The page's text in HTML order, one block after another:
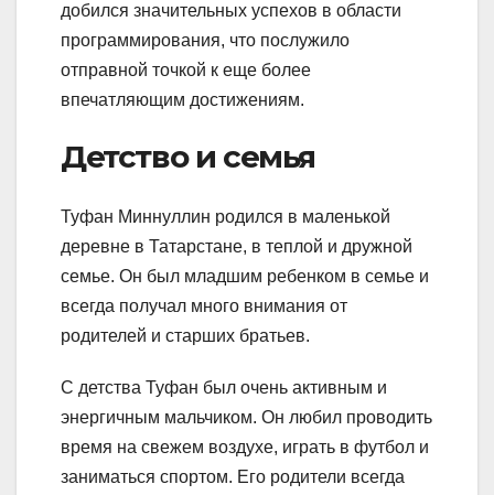
добился значительных успехов в области
программирования, что послужило
отправной точкой к еще более
впечатляющим достижениям.
Детство и семья
Туфан Миннуллин родился в маленькой
деревне в Татарстане, в теплой и дружной
семье. Он был младшим ребенком в семье и
всегда получал много внимания от
родителей и старших братьев.
С детства Туфан был очень активным и
энергичным мальчиком. Он любил проводить
время на свежем воздухе, играть в футбол и
заниматься спортом. Его родители всегда